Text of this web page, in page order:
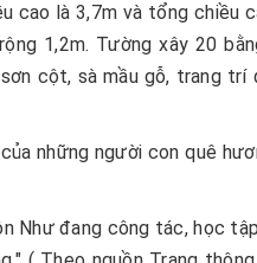
cao là 3,7m và tổng
1,2m. Tường xây 20
cột, sà mầu gỗ, trang trí
những người con quê
Như đang công tác, học